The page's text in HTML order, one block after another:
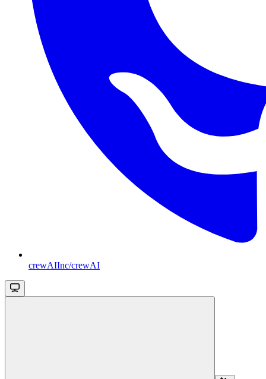
crewAIInc/crewAI